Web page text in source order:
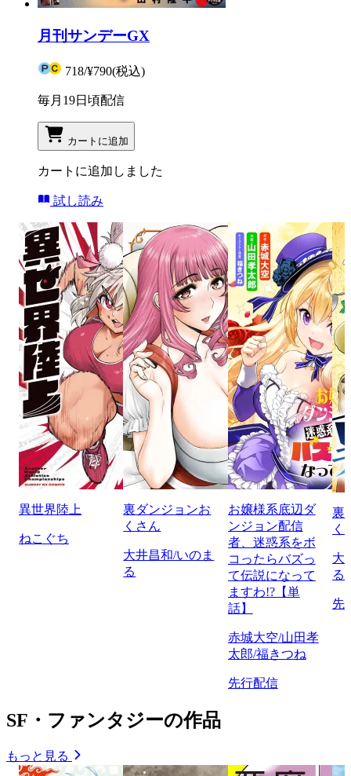
月刊サンデーGX
718/¥790(税込)
毎月19日頃配信
カートに追加
カートに追加しました
試し読み
異世界陸上
ねこぐち
裏ダンジョンお
くさん
大井昌和/いのま
る
お嬢様系底辺ダ
ンジョン配信
者、迷惑系をボ
コったらバズっ
て伝説になって
ますわ!?【単
話】
赤城大空/山田孝
太郎/福きつね
先行配信
裏
く
大
る
先
SF・ファンタジーの作品
もっと見る